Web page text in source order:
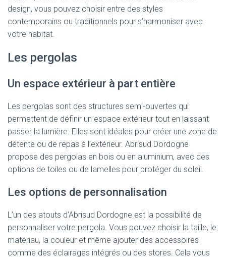
design, vous pouvez choisir entre des styles
contemporains ou traditionnels pour s’harmoniser avec
votre habitat.
Les pergolas
Un espace extérieur à part entière
Les pergolas sont des structures semi-ouvertes qui
permettent de définir un espace extérieur tout en laissant
passer la lumière. Elles sont idéales pour créer une zone de
détente ou de repas à l’extérieur. Abrisud Dordogne
propose des pergolas en bois ou en aluminium, avec des
options de toiles ou de lamelles pour protéger du soleil.
Les options de personnalisation
L’un des atouts d’Abrisud Dordogne est la possibilité de
personnaliser votre pergola. Vous pouvez choisir la taille, le
matériau, la couleur et même ajouter des accessoires
comme des éclairages intégrés ou des stores. Cela vous